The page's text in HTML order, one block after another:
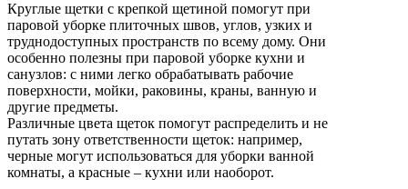
Круглые щетки с крепкой щетиной помогут при
паровой уборке плиточных швов, углов, узких и
труднодоступных пространств по всему дому. Они
особенно полезны при паровой уборке кухни и
санузлов: с ними легко обрабатывать рабочие
поверхности, мойки, раковины, краны, ванную и
другие предметы.
Различные цвета щеток помогут распределить и не
путать зону ответственности щеток: например,
черные могут использоваться для уборки ванной
комнаты, а красные – кухни или наоборот.